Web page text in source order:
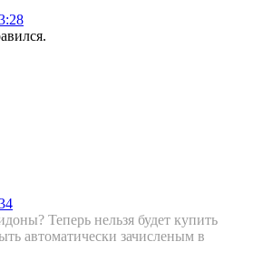
Теперь нельзя будет купить
автоматически зачисленым в